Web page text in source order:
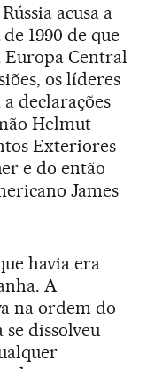
acusa a
1990 de que
Europa Central
os líderes
declarações
Helmut
Exteriores
e do então
James
havia era
A
na ordem do
se dissolveu